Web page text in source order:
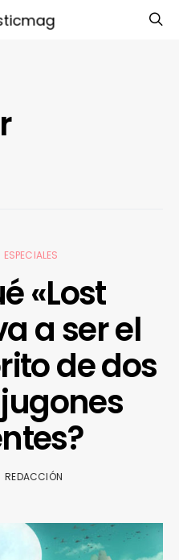
ESPECIALES
«Lost
a ser el
de dos
REDACCIÓN